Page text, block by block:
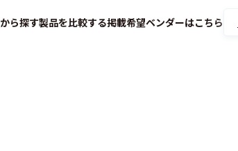
から探す製品を比較する掲載希望ベンダーはこちら